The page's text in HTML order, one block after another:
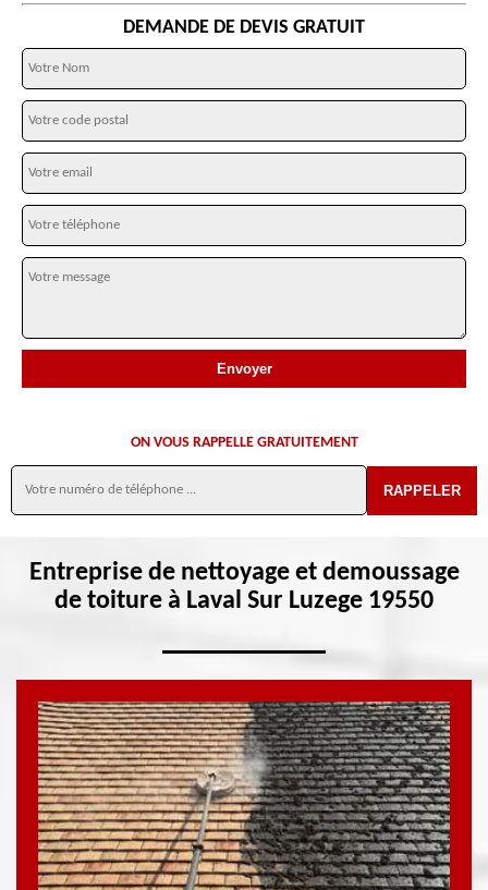
DEMANDE DE DEVIS GRATUIT
ON VOUS RAPPELLE GRATUITEMENT
Entreprise de nettoyage et demoussage
de toiture à Laval Sur Luzege 19550